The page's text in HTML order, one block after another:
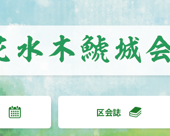
区会誌